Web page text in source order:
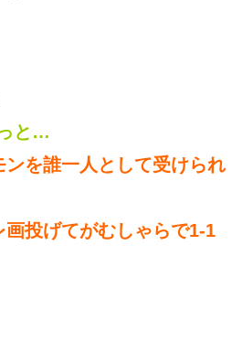
と…
ンを誰一人として受けられ
画投げてがむしゃらで1-1